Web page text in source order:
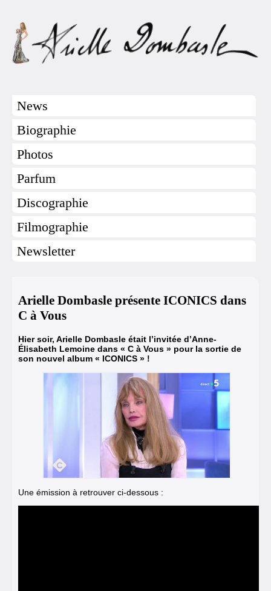
News
Biographie
Photos
Parfum
Discographie
Filmographie
Newsletter
Arielle Dombasle présente ICONICS dans
C à Vous
Hier soir, Arielle Dombasle était l’invitée d’Anne-
Élisabeth Lemoine dans « C à Vous » pour la sortie de
son nouvel album « ICONICS » !
Une émission à retrouver ci-dessous :